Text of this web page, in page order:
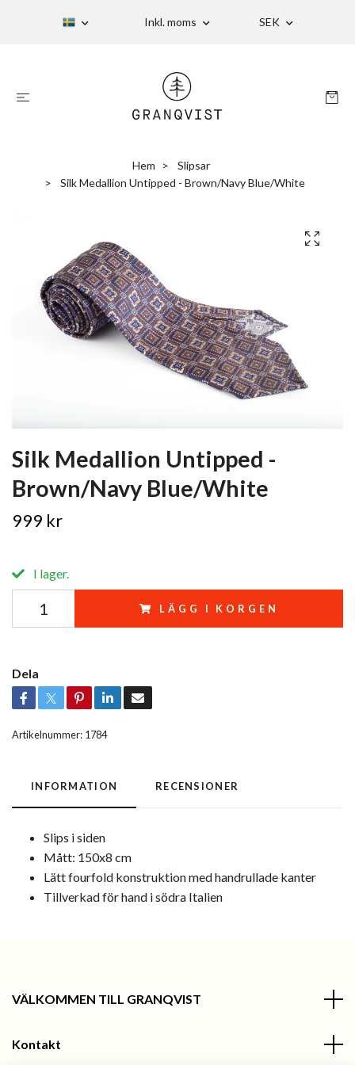
Inkl. moms SEK
Hem
Slipsar
Silk Medallion Untipped - Brown/Navy Blue/White
Silk Medallion Untipped -
Brown/Navy Blue/White
999 kr
I lager.
LÄGG I KORGEN
Dela
Artikelnummer: 1784
INFORMATION RECENSIONER
Slips i siden
Mått: 150x8 cm
Lätt fourfold konstruktion med handrullade kanter
Tillverkad för hand i södra Italien
VÄLKOMMEN TILL GRANQVIST
Kontakt